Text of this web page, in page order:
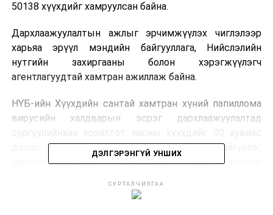
50138 хүүхдийг хамруулсан байна.
Дархлаажуулалтын ажлыг эрчимжүүлэх чиглэлээр
харьяа эрүүл мэндийн байгууллага, Нийслэлийн
нутгийн захиргааны болон хэрэгжүүлэгч
агентлагуудтай хамтран ажиллаж байна.
НҮБ-ийн Хүүхдийн сантай хамтран хүний папиллома
вирусийн халдварын эсрэг дархлаажуулалтад
дээш хамруулах сарын аян зохион байгуулж,
дархлаажуулалтын хамралтыг 10,4 хувиар
ДЭЛГЭРЭНГҮЙ УНШИХ
СУРТАЛЧИЛГАА